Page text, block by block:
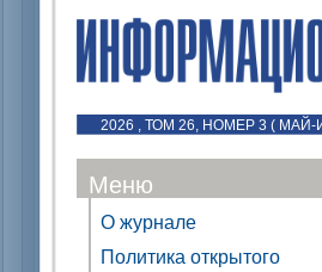
2026 , ТОМ 26, НОМЕР 3 (
Меню
О журнале
Политика открытого